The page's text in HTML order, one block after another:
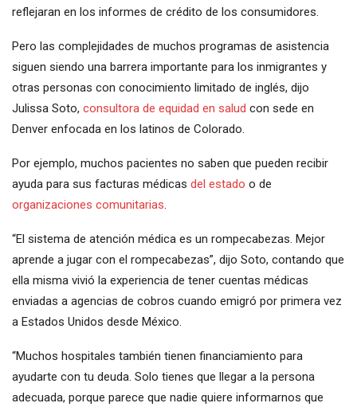
reflejaran en los informes de crédito de los consumidores.
Pero las complejidades de muchos programas de asistencia
siguen siendo una barrera importante para los inmigrantes y
otras personas con conocimiento limitado de inglés, dijo
Julissa Soto, consultora de equidad en salud con sede en
Denver enfocada en los latinos de Colorado.
Por ejemplo, muchos pacientes no saben que pueden recibir
ayuda para sus facturas médicas del estado o de
organizaciones comunitarias.
“El sistema de atención médica es un rompecabezas. Mejor
aprende a jugar con el rompecabezas”, dijo Soto, contando que
ella misma vivió la experiencia de tener cuentas médicas
enviadas a agencias de cobros cuando emigró por primera vez
a Estados Unidos desde México.
“Muchos hospitales también tienen financiamiento para
ayudarte con tu deuda. Solo tienes que llegar a la persona
adecuada, porque parece que nadie quiere informarnos que